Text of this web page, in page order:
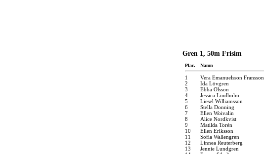
Gren 1, 50m Frisim
Plac. Namn
1 Vera Emanuelsson Fransson
2
Ida Lövgren
3
Ebba Olsson
4
Jessica Lindholm
5
Liesel Williamsson
6
Stella Donning
7
Ellen Woivalin
8
Alice Nordkvist
9
Matilda Torén
10
Ellen Eriksson
11
Sofia Wallengren
12
Linnea Reuterberg
13
Jennie Lundgren